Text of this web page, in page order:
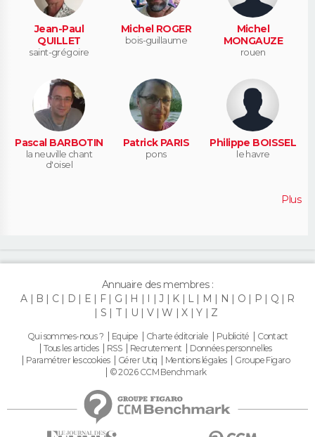
Jean-Paul
QUILLET
saint-grégoire
Michel ROGER
bois-guillaume
Michel
MONGAUZE
rouen
Pascal BARBOTIN
la neuville chant
d'oisel
Patrick PARIS
pons
Philippe BOISSEL
le havre
Plus
Annuaire des membres :
A
B C D E F G H I J K L M N O P Q
R
S
T U V W X Y Z
Qui sommes-nous ? Equipe Charte éditoriale Publicité
Contact
Tous les articles
RSS Recrutement
Données personnelles
Paramétrer les cookies
Gérer Utiq Mentions légales
Groupe Figaro
© 2026 CCM Benchmark